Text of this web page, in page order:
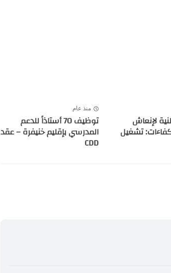
لإنعاش
تشغيل
منذ عام
توظيف 70 أستاذاً للدعم
المدرسي بإقليم خنيفرة – عقد
CDD